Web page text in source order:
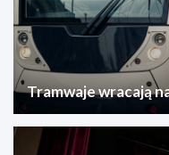
Tramwaje wracają